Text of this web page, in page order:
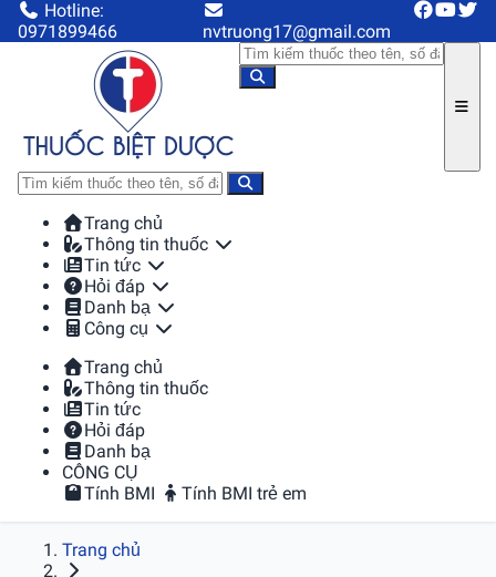
Hotline:
0971899466
nvtruong17@gmail.com
Trang chủ
Thông tin thuốc
Tin tức
Hỏi đáp
Danh bạ
Công cụ
Trang chủ
Thông tin thuốc
Tin tức
Hỏi đáp
Danh bạ
CÔNG CỤ
Tính BMI
Tính BMI trẻ em
Trang chủ